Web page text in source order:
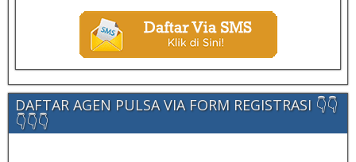
DAFTAR AGEN PULSA VIA FORM REGISTRASI 👇👇
👇👇👇